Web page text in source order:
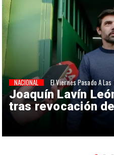
Joaquín Lavín
tras revocación
NACIONAL El Viernes Pasado A